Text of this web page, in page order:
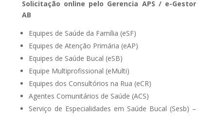
Solicitação online pelo Gerencia APS / e-Gestor
AB
Equipes de Saúde da Família (eSF)
Equipes de Atenção Primária (eAP)
Equipes de Saúde Bucal (eSB)
Equipe Multiprofissional (eMulti)
Equipes dos Consultórios na Rua (eCR)
Agentes Comunitários de Saúde (ACS)
Serviço de Especialidades em Saúde Bucal (Sesb) –